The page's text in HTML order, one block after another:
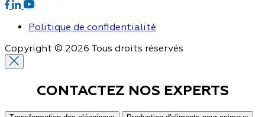
Politique de confidentialité
Copyright © 2026 Tous droits réservés
CONTACTEZ NOS EXPERTS